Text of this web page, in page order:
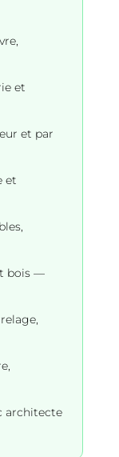
et
et par
et
bois —
architecte